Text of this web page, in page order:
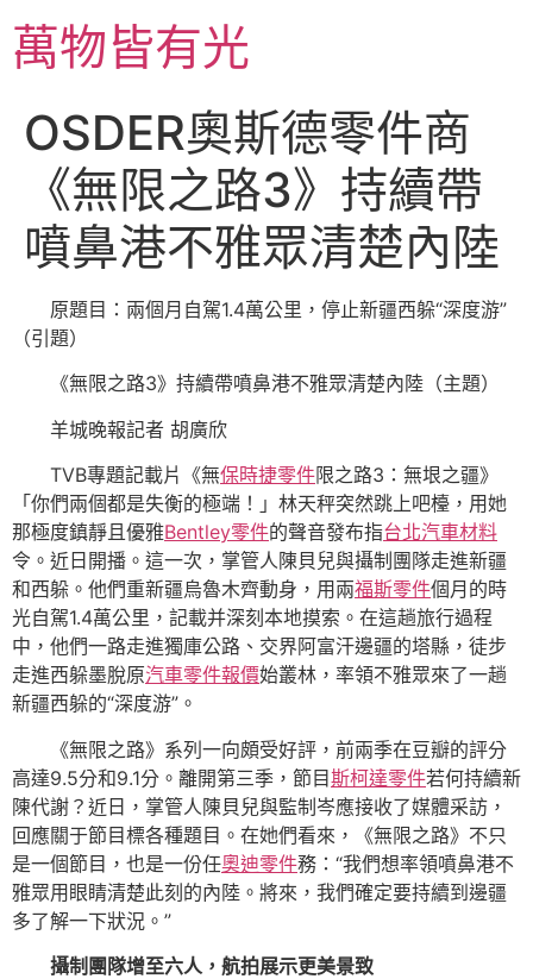
主萬物皆有光
OSDER奧斯德零件商
《無限之路3》持續帶
噴鼻港不雅眾清楚內陸
原題目：兩個月自駕1.4萬公里，停止新疆西躲“深度游”
（引題）
《無限之路3》持續帶噴鼻港不雅眾清楚內陸（主題）
羊城晚報記者 胡廣欣
TVB專題記載片《無保時捷零件限之路3：無垠之疆》
「你們兩個都是失衡的極端！」林天秤突然跳上吧檯，用她
那極度鎮靜且優雅Bentley零件的聲音發布指台北汽車材料
令。近日開播。這一次，掌管人陳貝兒與攝制團隊走進新疆
和西躲。他們重新疆烏魯木齊動身，用兩福斯零件個月的時
光自駕1.4萬公里，記載并深刻本地摸索。在這趟旅行過程
中，他們一路走進獨庫公路、交界阿富汗邊疆的塔縣，徒步
走進西躲墨脫原汽車零件報價始叢林，率領不雅眾來了一趟
新疆西躲的“深度游”。
《無限之路》系列一向頗受好評，前兩季在豆瓣的評分
高達9.5分和9.1分。離開第三季，節目斯柯達零件若何持續新
陳代謝？近日，掌管人陳貝兒與監制岑應接收了媒體采訪，
回應關于節目標各種題目。在她們看來，《無限之路》不只
是一個節目，也是一份任奧迪零件務：“我們想率領噴鼻港不
雅眾用眼睛清楚此刻的內陸。將來，我們確定要持續到邊疆
多了解一下狀況。”
攝制團隊增至六人，航拍展示更美景致